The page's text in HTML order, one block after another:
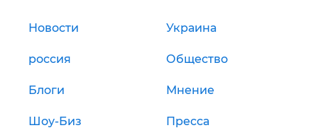
Новости Украина
россия Общество
Блоги Мнение
Шоу-Биз Пресса